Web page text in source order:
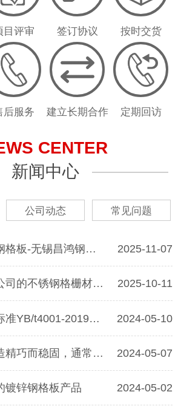
目评审 签订协议 按时交货
后服务 建立长期合作 定期回访
CENTER
新闻中心
公司动态 常见问题
过盈配合的压锁钢格板-无锡昌鸿钢格板厂家 2025-11-07
无锡昌鸿钢格栅公司的不锈钢格栅材质涵盖哪些 2025-10-11
关于钢格板执行标准YB/t4001-2019和DIN24537 2024-05-10
复合钢格栅的构造精巧而稳固，通常以3个钢格栅系列构成其底板 2024-05-07
镀锌钢格板产品 2024-05-02